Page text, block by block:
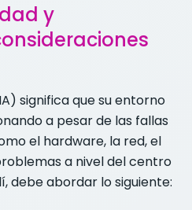
y
significa que su entorno
a pesar de las fallas
el hardware, la red, el
a nivel del centro
debe abordar lo siguiente: